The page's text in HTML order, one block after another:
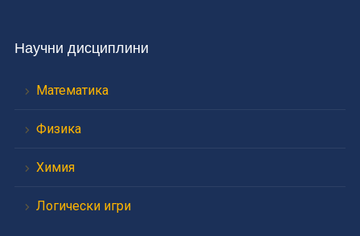
Научни дисциплини
Математика
Физика
Химия
Логически игри